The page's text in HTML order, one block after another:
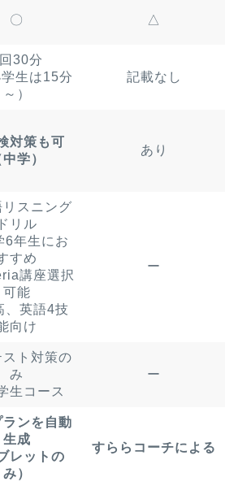
〇 △
30分
生は15分
～）
記載なし
対策も可
中学）
あり
リスニング
ドリル
年生にお
すめ
講座選択
可能
英語4技
向け
ー
スト対策の
み
生コース
ー
ンを自動
生成
レットの
み）
すららコーチによる